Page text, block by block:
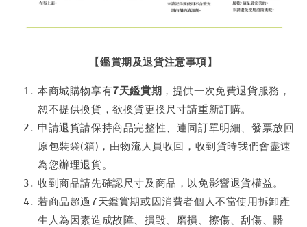
【鑑賞期及退貨注意事項】
本商城購物享有7天鑑賞期 ，提供一次免費退貨服務，
恕不提供換貨，欲換貨更換尺寸請重新訂購。
申請退貨請保持商品完整性、連同訂單明細、發票放回
原包裝袋(箱)，由物流人員收回，收到貨時我們會盡速
為您辦理退貨。
收到商品請先確認尺寸及商品，以免影響退貨權益。
若商品超過7天鑑賞期或因消費者個人不當使用拆卸產
生人為因素造成故障、損毀、磨損、擦傷、刮傷、髒